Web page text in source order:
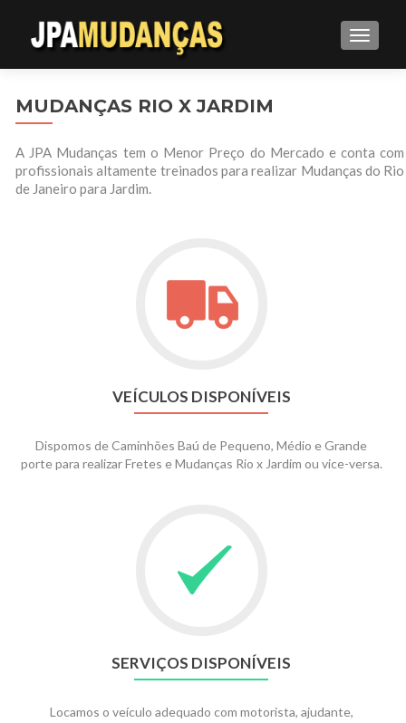
MUDANÇAS RIO X JARDIM
A JPA Mudanças tem o Menor Preço do Mercado e conta com
profissionais altamente treinados para realizar Mudanças do Rio
de Janeiro para Jardim.
VEÍCULOS DISPONÍVEIS
Dispomos de Caminhões Baú de Pequeno, Médio e Grande
porte para realizar Fretes e Mudanças Rio x Jardim ou vice-versa.
SERVIÇOS DISPONÍVEIS
Locamos o veículo adequado com motorista, ajudante,